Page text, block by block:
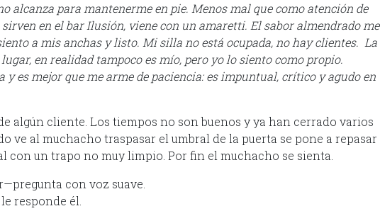
alcanza para mantenerme en pie. Menos mal que como atención de
sirven en el bar Ilusión, viene con un amaretti. El sabor almendrado me
a mis anchas y listo. Mi silla no está ocupada, no hay clientes. La
en realidad tampoco es mío, pero yo lo siento como propio.
y es mejor que me arme de paciencia: es impuntual, crítico y agudo en
algún cliente. Los tiempos no son buenos y ya han cerrado varios
ve al muchacho traspasar el umbral de la puerta se pone a repasar
con un trapo no muy limpio. Por fin el muchacho se sienta.
con voz suave.
él.